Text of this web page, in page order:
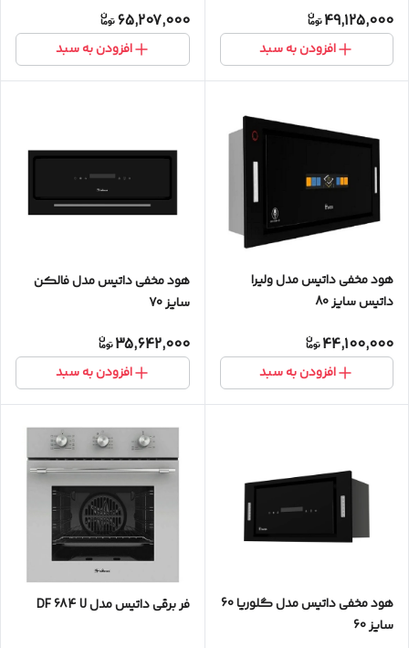
49,125,000
افزودن به سبد
65,207,000
افزودن به سبد
هود مخفی داتیس مدل ولیرا
داتیس سایز 80
44,100,000
افزودن به سبد
هود مخفی داتیس مدل فالکن
سایز 70
35,642,000
افزودن به سبد
هود مخفی داتیس مدل گلوریا 60
سایز 60
فر برقی داتیس مدل DF 684 U